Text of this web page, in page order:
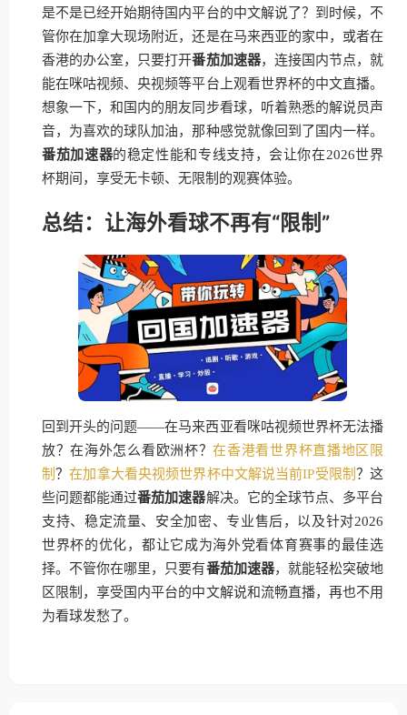
是不是已经开始期待国内平台的中文解说了？到时候，不
管你在加拿大现场附近，还是在马来西亚的家中，或者在
香港的办公室，只要打开番茄加速器，连接国内节点，就
能在咪咕视频、央视频等平台上观看世界杯的中文直播。
想象一下，和国内的朋友同步看球，听着熟悉的解说员声
音，为喜欢的球队加油，那种感觉就像回到了国内一样。
番茄加速器的稳定性能和专线支持，会让你在2026世界
杯期间，享受无卡顿、无限制的观赛体验。
总结：让海外看球不再有“限制”
回到开头的问题——在马来西亚看咪咕视频世界杯无法播
放？在海外怎么看欧洲杯？在香港看世界杯直播地区限
制？在加拿大看央视频世界杯中文解说当前IP受限制？这
些问题都能通过番茄加速器解决。它的全球节点、多平台
支持、稳定流量、安全加密、专业售后，以及针对2026
世界杯的优化，都让它成为海外党看体育赛事的最佳选
择。不管你在哪里，只要有番茄加速器，就能轻松突破地
区限制，享受国内平台的中文解说和流畅直播，再也不用
为看球发愁了。